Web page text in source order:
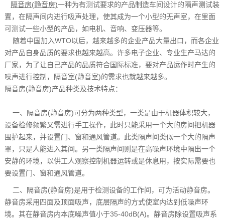
隔音房(静音房)一种为有测试要求的产品制造车间设计的隔声测试装
置，在隔声间内进行吸声处理，使其成为一个小型的无声室，在里面
可测试一些小型的产品，如电机、音响、 变压器等。
随着中国加入WTO以后，越来越多的企业产品大量出口，而各企业
对产品自身品质的要求也越来越高。许多电子企业、专业生产马达的
厂家， 为了让自己产品的品质符合国际标准，要对产品运作时产生的
噪声进行控制 ， 隔音室(静音室)的需求也就越来越多。
隔音房(静音房)产品种类及技术特点：
一、 隔音房(静音房)可分为两种类型，一类是由于机器体积较大，
设备检修频繁又需进行手工操作， 此时只能采用一个大的房间把机器
围护起来，并设置门、 窗和通风管道。 此类隔声间类似一个大的隔声
罩， 只是人能进入其间。 另一类隔声间则是在高噪声环境中隔出一个
安静的环境， 以供工人观察控制机器运转或是休息用 ，按实际需要也
要设置门、 窗和通风管道。
二、 隔音房(静音房)是用于检测设备的工作间 ，可为活动静音房。
静音房采用四面及顶面吸声， 底层隔声的方式使室内达到低噪声环
境。其在静音房内本底噪声值小于35-40dB(A)。静音房除设置吸声系